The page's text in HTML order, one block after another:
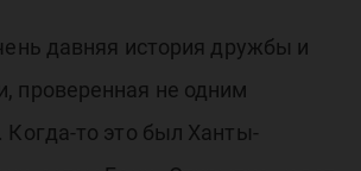
давняя история дружбы и
проверенная не одним
Когда-то это был Ханты-